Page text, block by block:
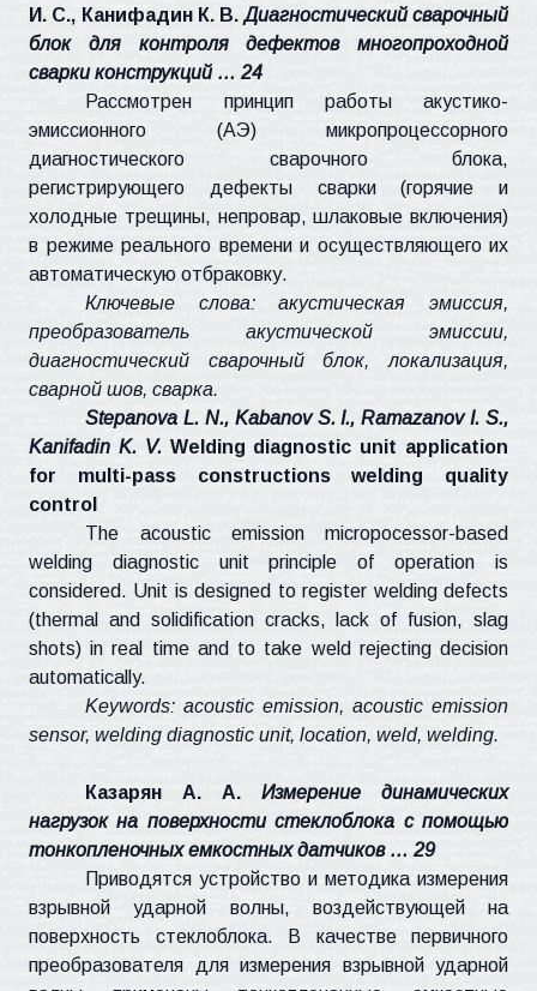
И. С., КанифадинК. В.Диагностический сварочный
блок для контроля дефектов многопроходной
сварки конструкций … 24
Рассмотрен принцип работы акустико-
эмиссионного (АЭ) микропроцессорного
диагностического сварочного блока,
регистрирующего дефекты сварки (горячие и
холодные трещины, непровар, шлаковые включения)
в режиме реального времени и осуществляющего их
автоматическую отбраковку.
Ключевые слова: акустическая эмиссия,
преобразователь акустической эмиссии,
диагностический сварочный блок, локализация,
сварной шов, сварка.
Stepanova L. N., KabanovS. I.,RamazanovI. S.,
Kanifadin K. V. Welding diagnostic unit application
for multi-pass constructions welding quality
control
The acoustic emission micropocessor-based
welding diagnostic unit principle of operation is
considered. Unit is designed to register welding defects
(thermal and solidification cracks, lack of fusion, slag
shots) in real time and to take weld rejecting decision
automatically.
Keywords: acoustic emission, acoustic emission
sensor, welding diagnostic unit, location, weld, welding.
Казарян А. А.Измерение динамических
нагрузок на поверхности стеклоблока с помощью
тонкопленочных емкостных датчиков … 29
Приводятся устройство и методика измерения
взрывной ударной волны, воздействующей на
поверхность стеклоблока. В качестве первичного
преобразователя для измерения взрывной ударной